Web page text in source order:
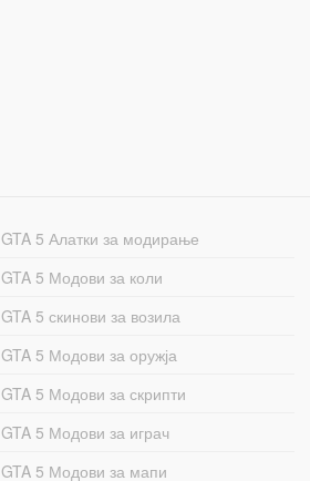
GTA 5 Алатки за модирање
GTA 5 Модови за коли
GTA 5 скинови за возила
GTA 5 Модови за оружја
GTA 5 Модови за скрипти
GTA 5 Модови за играч
GTA 5 Модови за мапи